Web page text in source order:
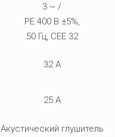
3 ~ /
PE 400 В ±5%,
50 Гц, CEE 32
32 A
25 A
Акустический глушитель